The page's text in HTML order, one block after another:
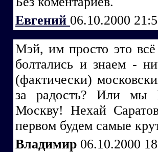
Евгений 06.10.2000
Мэй, им просто это
болтались и знаем -
(фактически)
за радость? Или мы
Москву! Нехай
первом будем самые
Владимир 06.10.2000